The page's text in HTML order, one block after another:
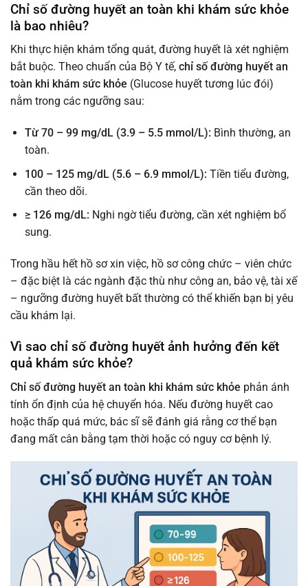
Chỉ số đường huyết an toàn khi khám sức khỏe
là bao nhiêu?
Khi thực hiện khám tổng quát, đường huyết là xét nghiệm
bắt buộc. Theo chuẩn của Bộ Y tế, chỉ số đường huyết an
toàn khi khám sức khỏe (Glucose huyết tương lúc đói)
nằm trong các ngưỡng sau:
Từ 70 – 99 mg/dL (3.9 – 5.5 mmol/L): Bình thường, an
toàn.
100 – 125 mg/dL (5.6 – 6.9 mmol/L): Tiền tiểu đường,
cần theo dõi.
≥ 126 mg/dL: Nghi ngờ tiểu đường, cần xét nghiệm bổ
sung.
Trong hầu hết hồ sơ xin việc, hồ sơ công chức – viên chức
– đặc biệt là các ngành đặc thù như công an, bảo vệ, tài xế
– ngưỡng đường huyết bất thường có thể khiến bạn bị yêu
cầu khám lại.
Vì sao chỉ số đường huyết ảnh hưởng đến kết
quả khám sức khỏe?
Chỉ số đường huyết an toàn khi khám sức khỏe phản ánh
tính ổn định của hệ chuyển hóa. Nếu đường huyết cao
hoặc thấp quá mức, bác sĩ sẽ đánh giá rằng cơ thể bạn
đang mất cân bằng tạm thời hoặc có nguy cơ bệnh lý.